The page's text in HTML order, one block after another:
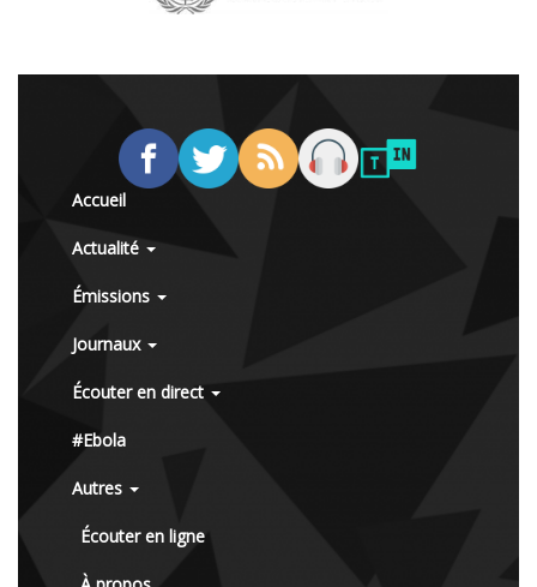
Accueil
Actualité
Émissions
Journaux
Écouter en direct
#Ebola
Autres
Écouter en ligne